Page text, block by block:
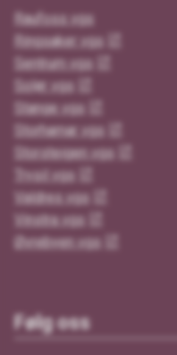
Raufoss vgs
Ringsaker vgs
Sentrum vgs
Solør vgs
Stange vgs
Storhamar vgs
Storsteigen vgs
Trysil vgs
Valdres vgs
Vinstra vgs
Øvrebyen vgs
Følg oss